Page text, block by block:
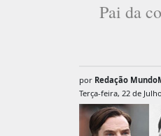
Pai da
por Redação
Terça-feira, 22 de